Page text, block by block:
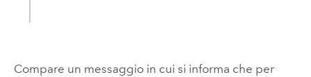
Compare un messaggio in cui si informa che per